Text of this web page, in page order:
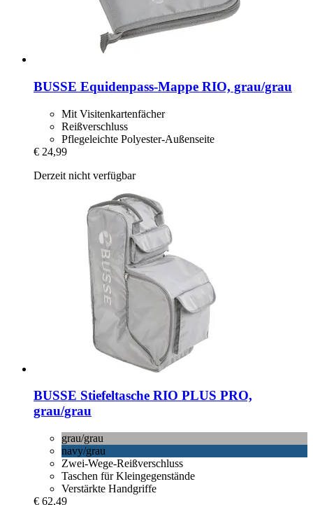
BUSSE Equidenpass-​Mappe RIO, grau/grau
Mit Visitenkartenfächer
Reißverschluss
Pflegeleichte Polyester-Außenseite
€ 24,99
Derzeit nicht verfügbar
BUSSE Stiefeltasche RIO PLUS PRO,
grau/grau
grau/grau
navy/grau
Zwei-Wege-Reißverschluss
Taschen für Kleingegenstände
Verstärkte Handgriffe
€ 62,49